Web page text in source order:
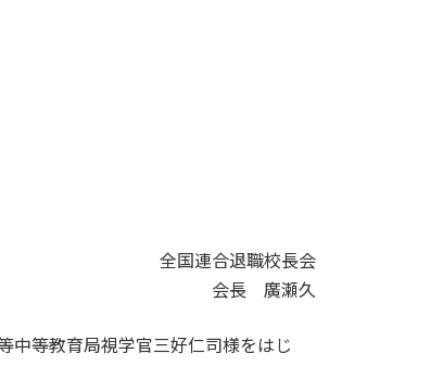
全国連合退職校長会
会長 廣瀬久
中等教育局視学官三好仁司様をはじ